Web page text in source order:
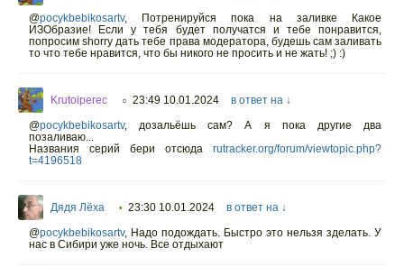
@pocykbebikosartv, Потренируйся пока на заливке Какое
ИЗОбразие! Если у тебя будет получатся и тебе понравится,
попросим shorry дать тебе права модератора, будешь сам заливать
то что тебе нравится, что бы никого не просить и не жать! ;) :)
Krutoiperec ○ 23:49 10.01.2024
в ответ на ↓
@pocykbebikosartv, дозальёшь сам? А я пока другие два
позаливаю...
Названия серий бери отсюда rutracker.org/forum/viewtopic.php?
t=4196518
Дядя Лёха • 23:30 10.01.2024
в ответ на ↓
@pocykbebikosartv, Надо подождать. Быстро это нельзя зделать. У
нас в Сибири уже ночь. Все отдыхают